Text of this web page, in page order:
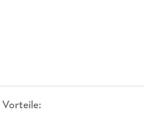
Vorteile: